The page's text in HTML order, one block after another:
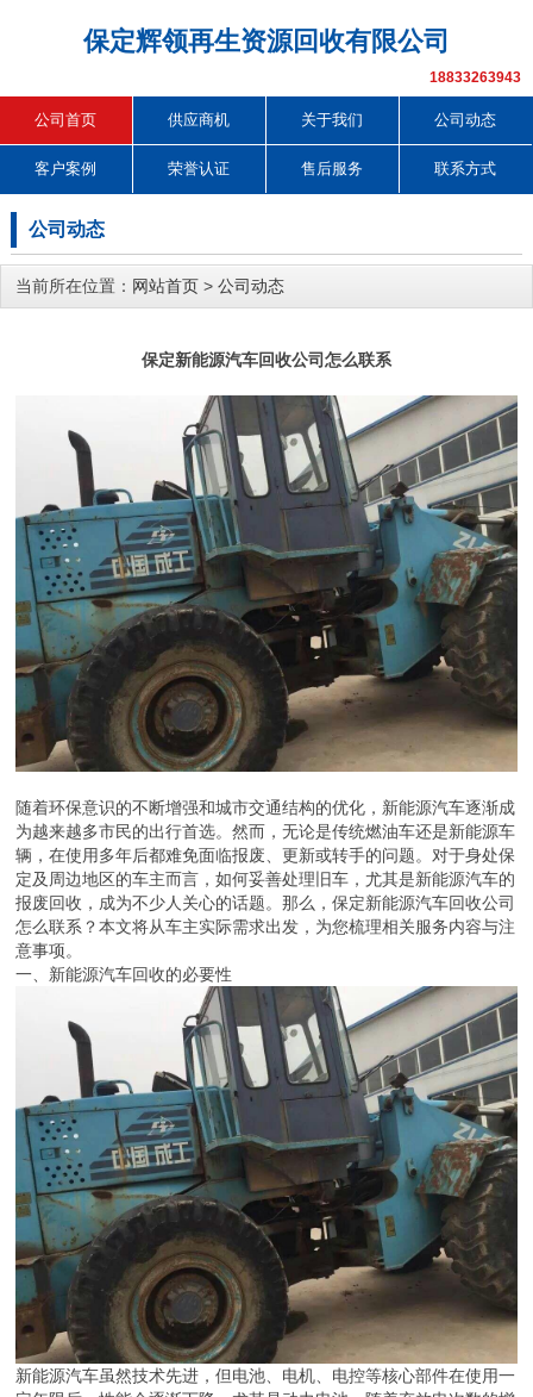
保定辉领再生资源回收有限公司
18833263943
公司首页 供应商机 关于我们 公司动态
客户案例 荣誉认证 售后服务 联系方式
公司动态
当前所在位置： 网站首页 > 公司动态
保定新能源汽车回收公司怎么联系
随着环保意识的不断增强和城市交通结构的优化，新能源汽车逐渐成
为越来越多市民的出行首选。然而，无论是传统燃油车还是新能源车
辆，在使用多年后都难免面临报废、更新或转手的问题。对于身处保
定及周边地区的车主而言，如何妥善处理旧车，尤其是新能源汽车的
报废回收，成为不少人关心的话题。那么，保定新能源汽车回收公司
怎么联系？本文将从车主实际需求出发，为您梳理相关服务内容与注
意事项。
一、新能源汽车回收的必要性
新能源汽车虽然技术先进，但电池、电机、电控等核心部件在使用一